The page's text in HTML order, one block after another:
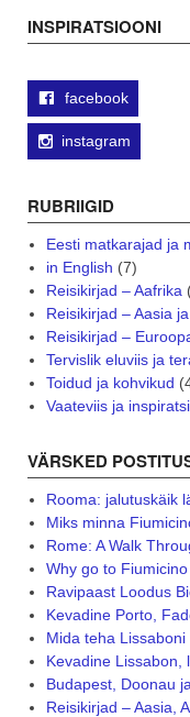
INSPIRATSIOONI
facebook
instagram
RUBRIIGID
Eesti matkarajad ja
in English (7)
Reisikirjad – Aafrika
Reisikirjad – Aasia
Reisikirjad –
Tervislik eluviis ja
Toidud ja kohvikud
Vaateviis ja
VÄRSKED
Rooma: jalutuskäik
Miks minna
Rome: A Walk
Why go to
Ravipaast Loodus
Kevadine Porto,
Mida teha
Kevadine Lissabon,
Budapest, Doonau
Reisikirjad – Aasia,